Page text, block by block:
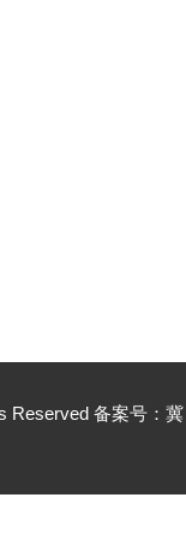
Reserved 备案号： 冀